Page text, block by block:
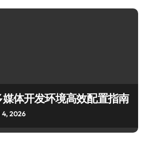
体开发环境高效配置指南
4, 2026